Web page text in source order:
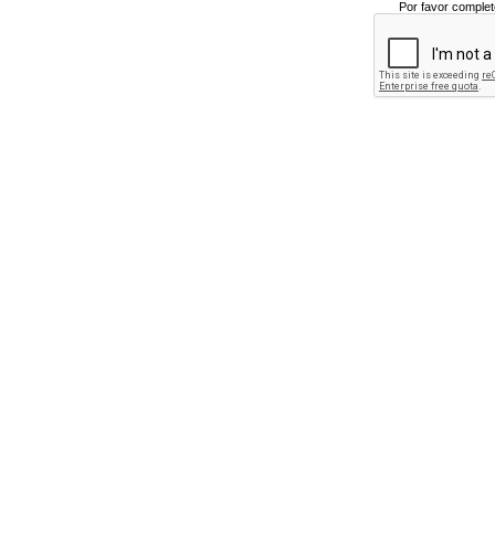
Por favor